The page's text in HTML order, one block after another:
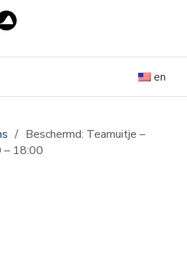
en
/ Beschermd: Teamuitje –
– 18:00